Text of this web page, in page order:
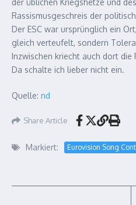
der üblichen Kriegshetze und
Rassismusgeschreis der
Der ESC war ursprünglich ein
gleich verteufelt, sondern
Inzwischen kriecht auch dort
Da schalte ich lieber nicht ein.
Quelle: nd
Share Article
Markiert: Eurovision Song